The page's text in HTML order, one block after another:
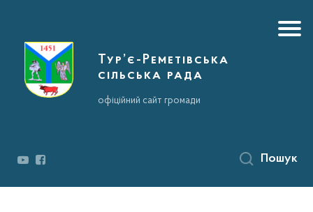
Тур’є-Реметівська
сільська рада
офіційний сайт громади
Пошук